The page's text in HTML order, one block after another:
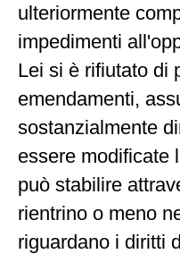
ulteriormente
impedimenti
Lei si è rifiutato di
emendamenti,
sostanzialmente
essere modificate
può stabilire
rientrino o meno
riguardano i diritti